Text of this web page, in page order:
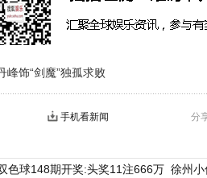
峰饰“剑魔”独孤求败
分
手机看新闻
色球148期开奖:头奖11注666万 徐州